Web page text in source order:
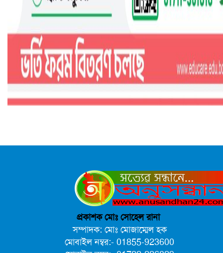
প্রকাশক মোঃ সোহেল রানা
সম্পাদক: মোঃ মোজাম্মেল হক
মোবাইল নম্বর:- 01855-923600